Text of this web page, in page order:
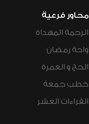
محاور فرعية
الرحمة المهداة
واحة رمضان
الحج و العمرة
خطب جمعة
القراءات العشر